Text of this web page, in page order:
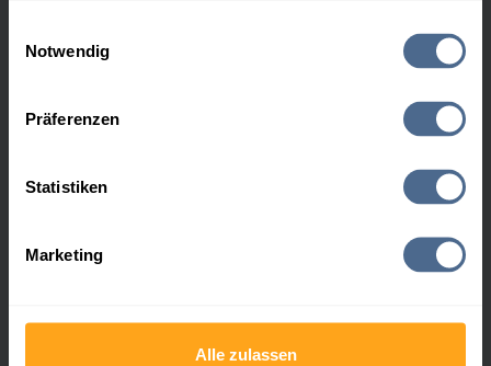
Notwendig
Präferenzen
Statistiken
Marketing
Alle zulassen
Höchst- und Tiefststände der
Heizölpreise in Nußdorf
30.07.2026
3 Monate 164,20 € 07.05.2026